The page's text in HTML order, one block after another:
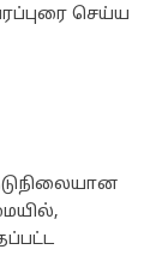
செய்ய